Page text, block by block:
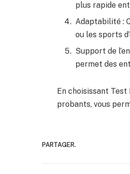
plus rapide
Adaptabilité :
ou les sports
Support de
permet des
En choisissant Test
probants, vous
PARTAGER.